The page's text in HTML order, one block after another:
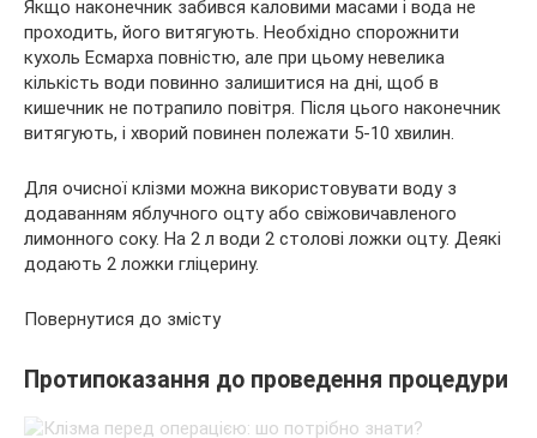
Якщо наконечник забився каловими масами і вода не
проходить, його витягують. Необхідно спорожнити
кухоль Есмарха повністю, але при цьому невелика
кількість води повинно залишитися на дні, щоб в
кишечник не потрапило повітря. Після цього наконечник
витягують, і хворий повинен полежати 5-10 хвилин.
Для очисної клізми можна використовувати воду з
додаванням яблучного оцту або свіжовичавленого
лимонного соку. На 2 л води 2 столові ложки оцту. Деякі
додають 2 ложки гліцерину.
Повернутися до змісту
Протипоказання до проведення процедури